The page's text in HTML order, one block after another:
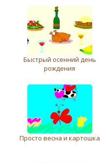
Быстрый осенний день
рождения
Просто весна и картошка